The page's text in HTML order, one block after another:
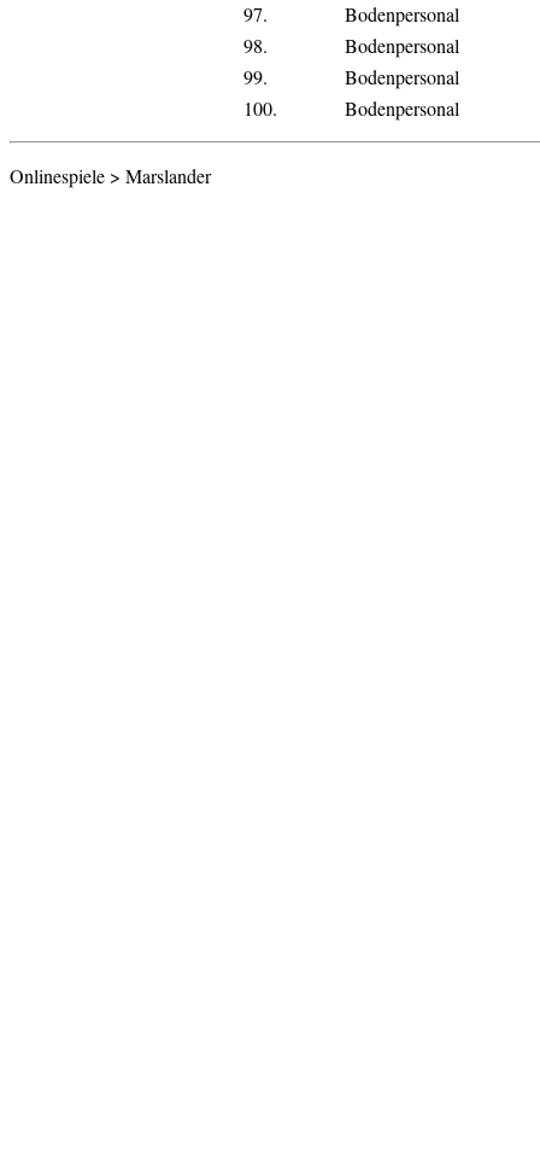
97.
Bodenpersonal
98.
Bodenpersonal
99.
Bodenpersonal
100.
Bodenpersonal
Onlinespiele > Marslander